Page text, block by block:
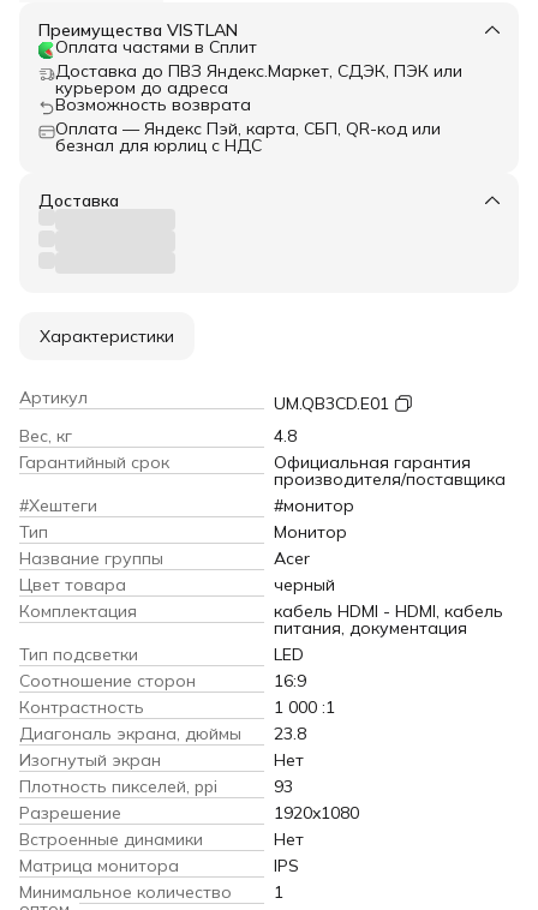
Преимущества VISTLAN
Оплата частями в Сплит
Доставка до ПВЗ Яндекс.Маркет, СДЭК, ПЭК или
курьером до адреса
Возможность возврата
Оплата — Яндекс Пэй, карта, СБП, QR-код или
безнал для юрлиц с НДС
Доставка
Характеристики
Артикул
UM.QB3CD.E01
Вес, кг
4.8
Гарантийный срок
Официальная гарантия
производителя/поставщика
#Хештеги
#монитор
Тип
Монитор
Название группы
Acer
Цвет товара
черный
Комплектация
кабель HDMI - HDMI, кабель
питания, документация
Тип подсветки
LED
Соотношение сторон
16:9
Контрастность
1 000 :1
Диагональ экрана, дюймы
23.8
Изогнутый экран
Нет
Плотность пикселей, ppi
93
Разрешение
1920x1080
Встроенные динамики
Нет
Матрица монитора
IPS
Минимальное количество
1